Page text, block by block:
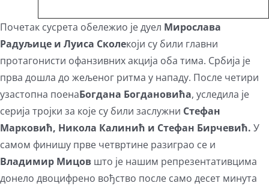
Почетак сусрета обележио је дуел Мирослава
Радуљице и Луиса Сколекоји су били главни
протагонисти офанзивних акција оба тима. Србија је
прва дошла до жељеног ритма у нападу. После четири
узастопна поенаБогдана Богдановића, уследила је
серија тројки за које су били заслужни Стефан
Марковић, Никола Калинић и Стефан Бирчевић. У
самом финишу прве четвртине разиграо се и
Владимир Мицов што је нашим репрезентативцима
донело двоцифрено вођство после само десет минута